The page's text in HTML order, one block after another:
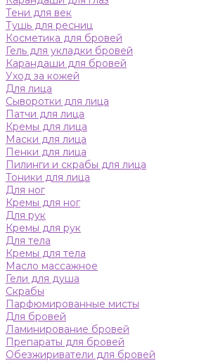
Тени для век
Тушь для ресниц
Косметика для бровей
Гель для укладки бровей
Карандаши для бровей
Уход за кожей
Для лица
Сыворотки для лица
Патчи для лица
Кремы для лица
Маски для лица
Пенки для лица
Пилинги и скрабы для лица
Тоники для лица
Для ног
Кремы для ног
Для рук
Кремы для рук
Для тела
Кремы для тела
Масло массажное
Гели для душа
Скрабы
Парфюмированные мисты
Для бровей
Ламинирование бровей
Препараты для бровей
Обезжириватели для бровей